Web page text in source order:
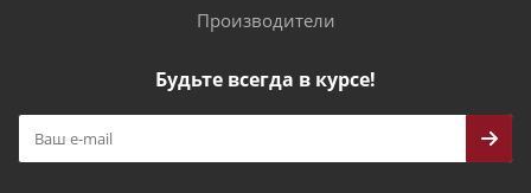
Производители
Будьте всегда в курсе!